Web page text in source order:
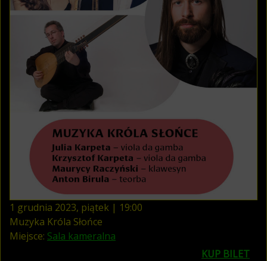
1 grudnia 2023, piątek | 19:00
Muzyka Króla Słońce
Miejsce: Sala kameralna
KUP BILET